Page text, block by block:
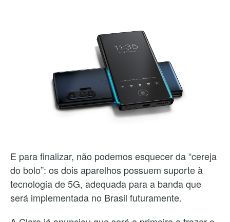
E para finalizar, não podemos esquecer da “cereja
do bolo”: os dois aparelhos possuem suporte à
tecnologia de 5G, adequada para a banda que
será implementada no Brasil futuramente.